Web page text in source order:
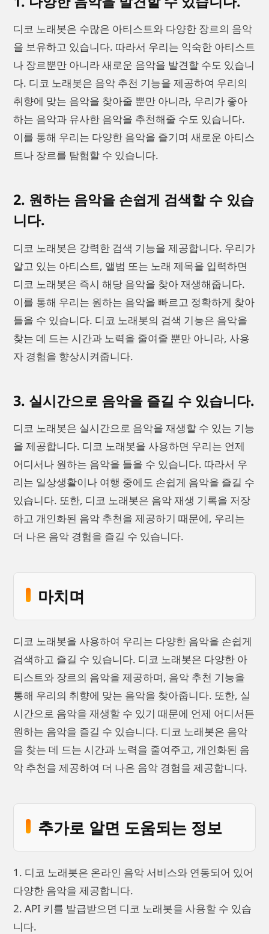
디코 노래봇은 수많은 아티스트와 다양한 장르의 음악
을 보유하고 있습니다. 따라서 우리는 익숙한 아티스트
나 장르뿐만 아니라 새로운 음악을 발견할 수도 있습니
다. 디코 노래봇은 음악 추천 기능을 제공하여 우리의
취향에 맞는 음악을 찾아줄 뿐만 아니라, 우리가 좋아
하는 음악과 유사한 음악을 추천해줄 수도 있습니다.
이를 통해 우리는 다양한 음악을 즐기며 새로운 아티스
트나 장르를 탐험할 수 있습니다.
2. 원하는 음악을 손쉽게 검색할 수 있습
니다.
디코 노래봇은 강력한 검색 기능을 제공합니다. 우리가
알고 있는 아티스트, 앨범 또는 노래 제목을 입력하면
디코 노래봇은 즉시 해당 음악을 찾아 재생해줍니다.
이를 통해 우리는 원하는 음악을 빠르고 정확하게 찾아
들을 수 있습니다. 디코 노래봇의 검색 기능은 음악을
찾는 데 드는 시간과 노력을 줄여줄 뿐만 아니라, 사용
자 경험을 향상시켜줍니다.
3. 실시간으로 음악을 즐길 수 있습니다.
디코 노래봇은 실시간으로 음악을 재생할 수 있는 기능
을 제공합니다. 디코 노래봇을 사용하면 우리는 언제
어디서나 원하는 음악을 들을 수 있습니다. 따라서 우
리는 일상생활이나 여행 중에도 손쉽게 음악을 즐길 수
있습니다. 또한, 디코 노래봇은 음악 재생 기록을 저장
하고 개인화된 음악 추천을 제공하기 때문에, 우리는
더 나은 음악 경험을 즐길 수 있습니다.
마치며
디코 노래봇을 사용하여 우리는 다양한 음악을 손쉽게
검색하고 즐길 수 있습니다. 디코 노래봇은 다양한 아
티스트와 장르의 음악을 제공하며, 음악 추천 기능을
통해 우리의 취향에 맞는 음악을 찾아줍니다. 또한, 실
시간으로 음악을 재생할 수 있기 때문에 언제 어디서든
원하는 음악을 즐길 수 있습니다. 디코 노래봇은 음악
을 찾는 데 드는 시간과 노력을 줄여주고, 개인화된 음
악 추천을 제공하여 더 나은 음악 경험을 제공합니다.
추가로 알면 도움되는 정보
1. 디코 노래봇은 온라인 음악 서비스와 연동되어 있어
다양한 음악을 제공합니다.
2. API 키를 발급받으면 디코 노래봇을 사용할 수 있습
니다.